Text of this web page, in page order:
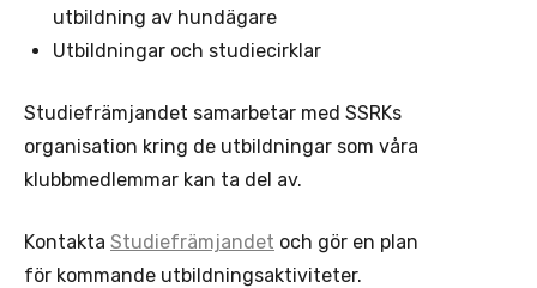
utbildning av hundägare
Utbildningar och studiecirklar
Studiefrämjandet samarbetar med SSRKs
organisation kring de utbildningar som våra
klubbmedlemmar kan ta del av.
Kontakta Studiefrämjandet och gör en plan
för kommande utbildningsaktiviteter.